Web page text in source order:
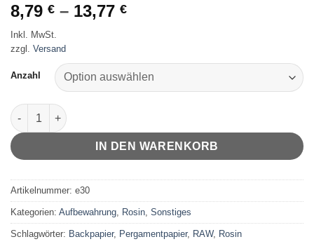
8,79 € – 13,77 €Preisspanne:
13,77 €
Inkl. MwSt.
zzgl. Versand
Anzahl
RAW Pergamentpapier Zuschnitte Menge
IN DEN WARENKORB
Artikelnummer: e30
Kategorien: Aufbewahrung, Rosin, Sonstiges
Schlagwörter: Backpapier, Pergamentpapier, RAW, Rosin